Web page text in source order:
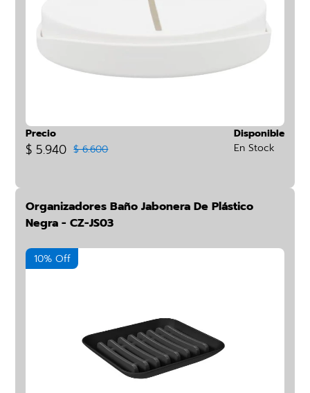
Precio
$ 5.940 $ 6.600
Disponible
En Stock
Organizadores Baño Jabonera De Plástico
Negra - CZ-JS03
10% Off